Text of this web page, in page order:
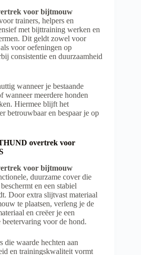
voor bijtmouw
trainers, helpers en
met bijttraining werken en
Dit geldt zowel voor
voor oefeningen op
consistentie en duurzaamheid
wanneer je bestaande
meerdere honden
Hiermee blijft het
betrouwbaar en bespaar je op
overtrek voor
voor bijtmouw
duurzame cover die
en een stabiel
Door extra slijtvast materiaal
te plaatsen, verleng je de
en creëer je een
voor de hond.
die waarde hechten aan
en trainingskwaliteit vormt